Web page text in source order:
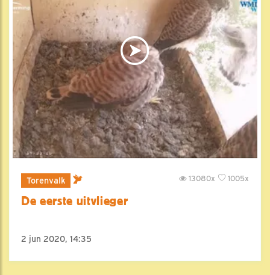
Torenvalk 1005x
13080x
De eerste uitvlieger
2 jun 2020, 14:35